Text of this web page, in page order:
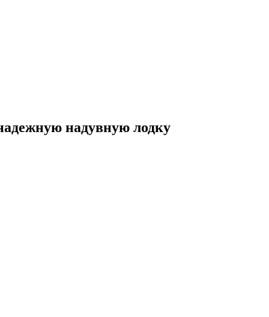
надувную лодку